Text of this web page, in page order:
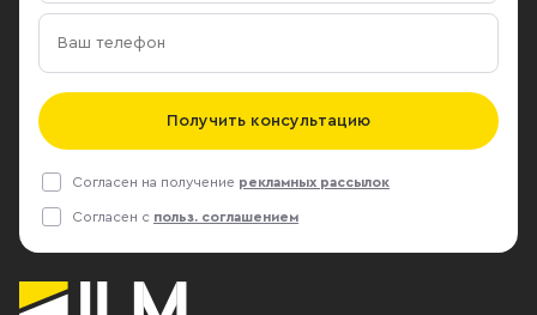
Получить консультацию
Согласен на получение рекламных рассылок
Согласен с польз. соглашением